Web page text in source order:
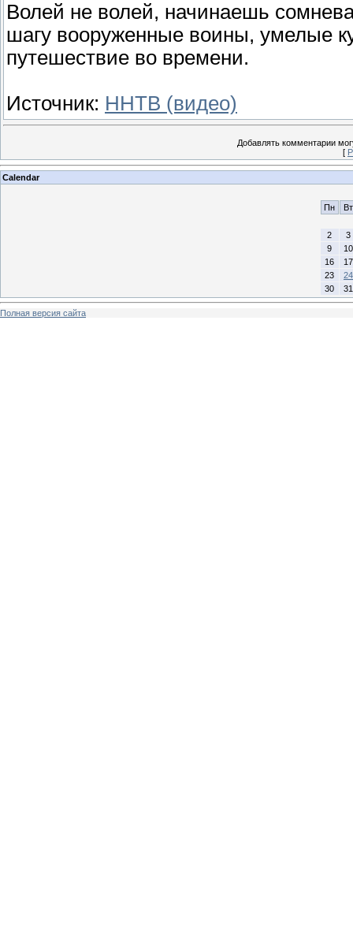
Волей не волей, начинаешь
шагу вооруженные воины, умелые
путешествие во времени.
Источник: ННТВ (видео)
Добавлять комментарии
[
Calendar
Пн Вт
2
3
9
10
16
17
23
24
30
31
Полная версия сайта